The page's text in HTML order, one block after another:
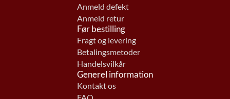
Anmeld defekt
Anmeld retur
Før bestilling
Fragt og levering
Betalingsmetoder
Handelsvilkår
Generel information
Kontakt os